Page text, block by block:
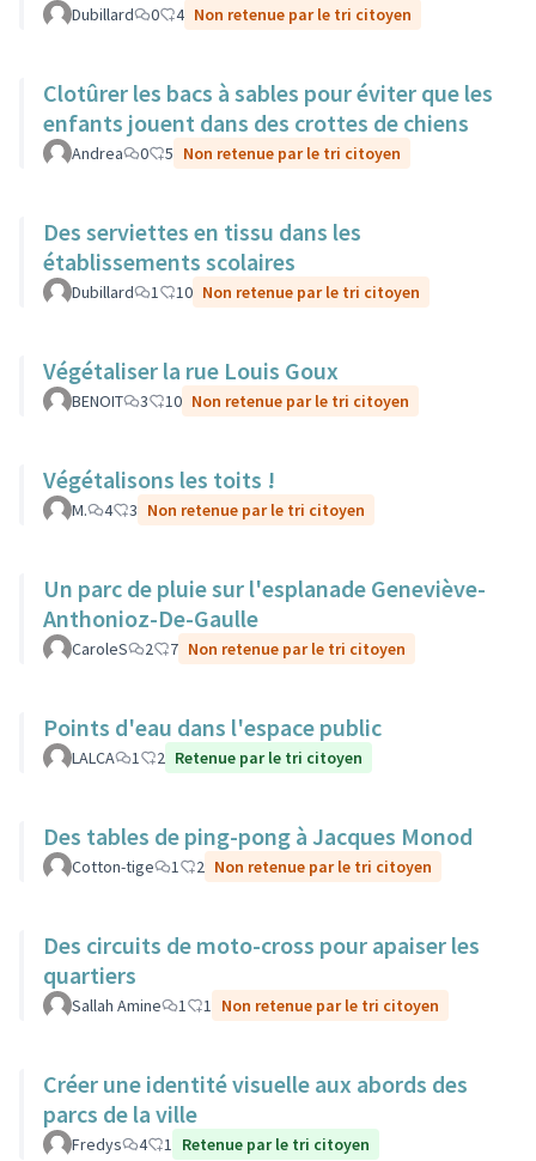
Dubillard 0 4 Non retenue par le tri citoyen
Clotûrer les bacs à sables pour éviter que les
enfants jouent dans des crottes de chiens
Andrea 0 5 Non retenue par le tri citoyen
Des serviettes en tissu dans les
établissements scolaires
Dubillard 1 10 Non retenue par le tri citoyen
Végétaliser la rue Louis Goux
BENOIT 3 10 Non retenue par le tri citoyen
Végétalisons les toits !
M. 4 3 Non retenue par le tri citoyen
Un parc de pluie sur l'esplanade Geneviève-
Anthonioz-De-Gaulle
CaroleS 2 7 Non retenue par le tri citoyen
Points d'eau dans l'espace public
LALCA 1 2 Retenue par le tri citoyen
Des tables de ping-pong à Jacques Monod
Cotton-tige 1 2 Non retenue par le tri citoyen
Des circuits de moto-cross pour apaiser les
quartiers
Sallah Amine 1 1 Non retenue par le tri citoyen
Créer une identité visuelle aux abords des
parcs de la ville
Fredys 4 1 Retenue par le tri citoyen